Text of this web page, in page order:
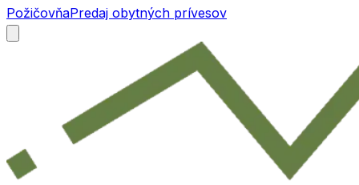
PožičovňaPredaj obytných prívesov